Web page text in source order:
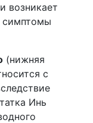
возникает
симптомы
(нижняя
с
Инь